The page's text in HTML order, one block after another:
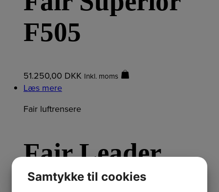
F505
51.250,00 DKK Inkl. moms
Læs mere
Fair luftrensere
Fair Leader
L1810
Samtykke til cookies